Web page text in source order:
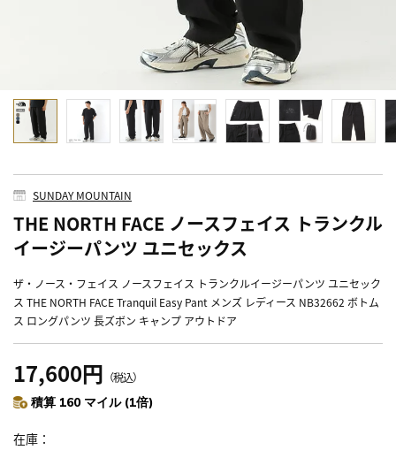
SUNDAY MOUNTAIN
THE NORTH FACE ノースフェイス トランクル
イージーパンツ ユニセックス
ザ・ノース・フェイス ノースフェイス トランクルイージーパンツ ユニセック
ス THE NORTH FACE Tranquil Easy Pant メンズ レディース NB32662 ボトム
ス ロングパンツ 長ズボン キャンプ アウトドア
17,600円 （税込）
積算 160 マイル (1倍)
在庫